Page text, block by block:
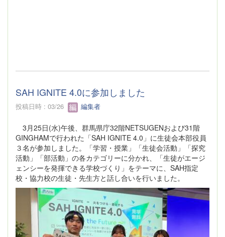
SAH IGNITE 4.0に参加しました
投稿日時 : 03/26 編集者
3月25日(水)午後、群馬県庁32階NETSUGENおよび31階
GINGHAMで行われた「SAH IGNITE 4.0」に生徒会本部役員
３名が参加しました。「学習・授業」「生徒会活動」「探究
活動」「部活動」の各カテゴリーに分かれ、「生徒がエージ
ェンシーを発揮できる学校づくり」をテーマに、SAH指定
校・協力校の生徒・先生方と話し合いを行いました。